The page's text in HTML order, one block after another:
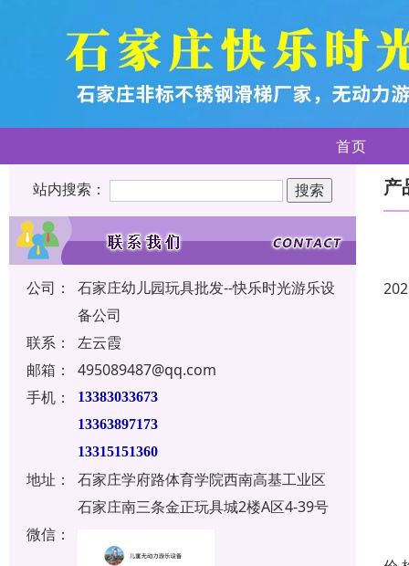
首页
站内搜索：
公司：
石家庄幼儿园玩具批发--快乐时光游乐设
备公司
联系：
左云霞
邮箱：
495089487@qq.com
手机：
13383033673
13363897173
13315151360
地址：
石家庄学府路体育学院西南高基工业区
石家庄南三条金正玩具城2楼A区4-39号
微信：
产